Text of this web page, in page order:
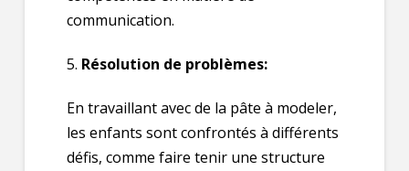
communication.
5. Résolution de problèmes:
En travaillant avec de la pâte à modeler,
les enfants sont confrontés à différents
défis, comme faire tenir une structure